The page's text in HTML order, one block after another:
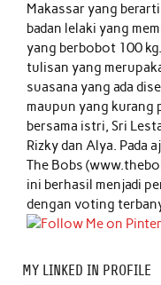
Makassar yang
badan lelaki yang
yang berbobot 100
tulisan yang
suasana yang ada
maupun yang kurang
bersama istri, Sri
Rizky dan Alya. Pada
The Bobs
ini berhasil menjadi
dengan voting
MY LINKED IN PROFILE